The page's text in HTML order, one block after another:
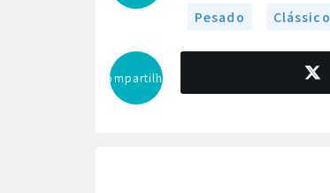
Pesado Clássico
Compartilhar